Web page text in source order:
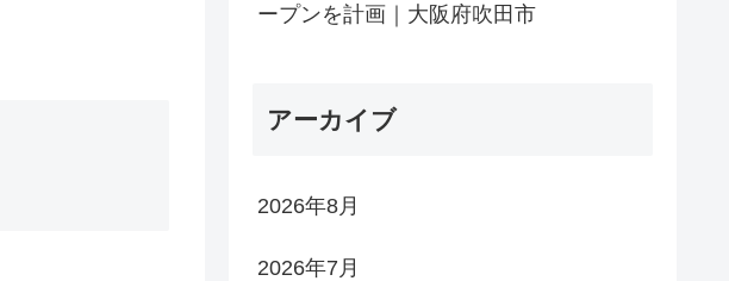
ープンを計画｜大阪府吹田市
アーカイブ
2026年8月
2026年7月